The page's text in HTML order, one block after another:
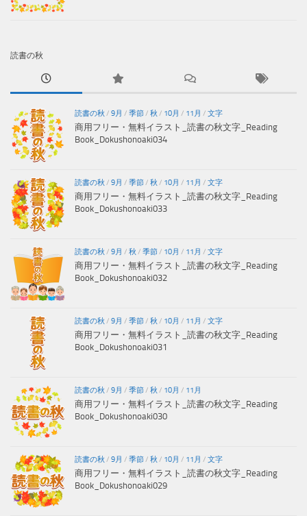
読書の秋
読書の秋 / 9月 / 季節 / 秋 / 10月 / 11月 / 文字
商用フリー・無料イラスト_読書の秋文字_Reading
Book_Dokushonoaki034
読書の秋 / 9月 / 季節 / 秋 / 10月 / 11月 / 文字
商用フリー・無料イラスト_読書の秋文字_Reading
Book_Dokushonoaki033
読書の秋 / 9月 / 秋 / 季節 / 10月 / 11月 / 文字
商用フリー・無料イラスト_読書の秋文字_Reading
Book_Dokushonoaki032
読書の秋 / 9月 / 季節 / 秋 / 10月 / 11月 / 文字
商用フリー・無料イラスト_読書の秋文字_Reading
Book_Dokushonoaki031
読書の秋 / 9月 / 季節 / 秋 / 10月 / 11月
商用フリー・無料イラスト_読書の秋文字_Reading
Book_Dokushonoaki030
読書の秋 / 9月 / 季節 / 秋 / 10月 / 11月 / 文字
商用フリー・無料イラスト_読書の秋文字_Reading
Book_Dokushonoaki029